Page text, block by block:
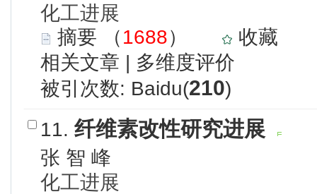
化工进展
摘要 （1688）
收藏
相关文章 | 多维度评价
被引次数: Baidu(210)
11. 纤维素改性研究进展
张 智 峰
化工进展